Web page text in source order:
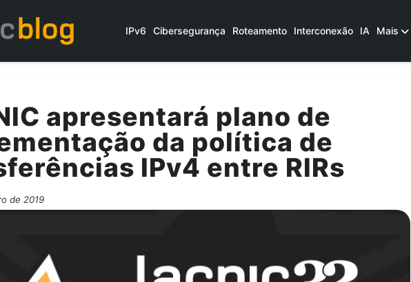
IPv6 Cibersegurança Roteamento Interconexão IA Mais
apresentará plano de
da política de
IPv4 entre RIRs
de 2019